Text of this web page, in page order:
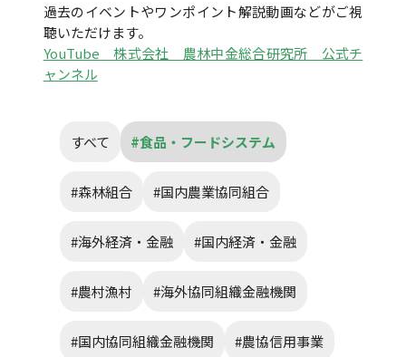
過去のイベントやワンポイント解説動画などがご視
聴いただけます。
YouTube 株式会社 農林中金総合研究所 公式チ
ャンネル
すべて #食品・フードシステム
#森林組合 #国内農業協同組合
#海外経済・金融 #国内経済・金融
#農村漁村 #海外協同組織金融機関
#国内協同組織金融機関 #農協信用事業